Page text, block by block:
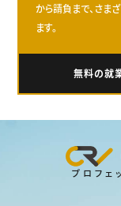
から請負まで、さま
ます。
無料の就
プロフェ